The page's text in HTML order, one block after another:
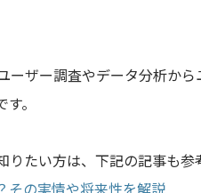
ーザー調査やデータ分析か
。
たい方は、下記の記事も参